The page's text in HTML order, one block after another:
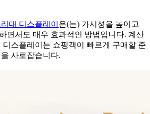
대 디스플레이 은(는) 가시성을 높이고
면서도 매우 효과적인 방법입니다. 계산
디스플레이는 쇼핑객이 빠르게 구매할 준
사로잡습니다.